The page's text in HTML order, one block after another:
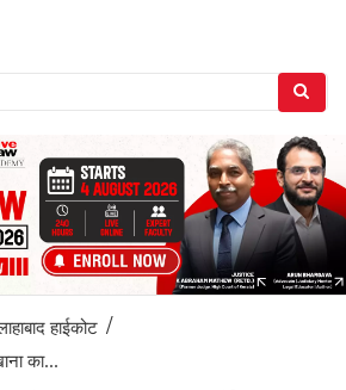
हाईकोट /
का...